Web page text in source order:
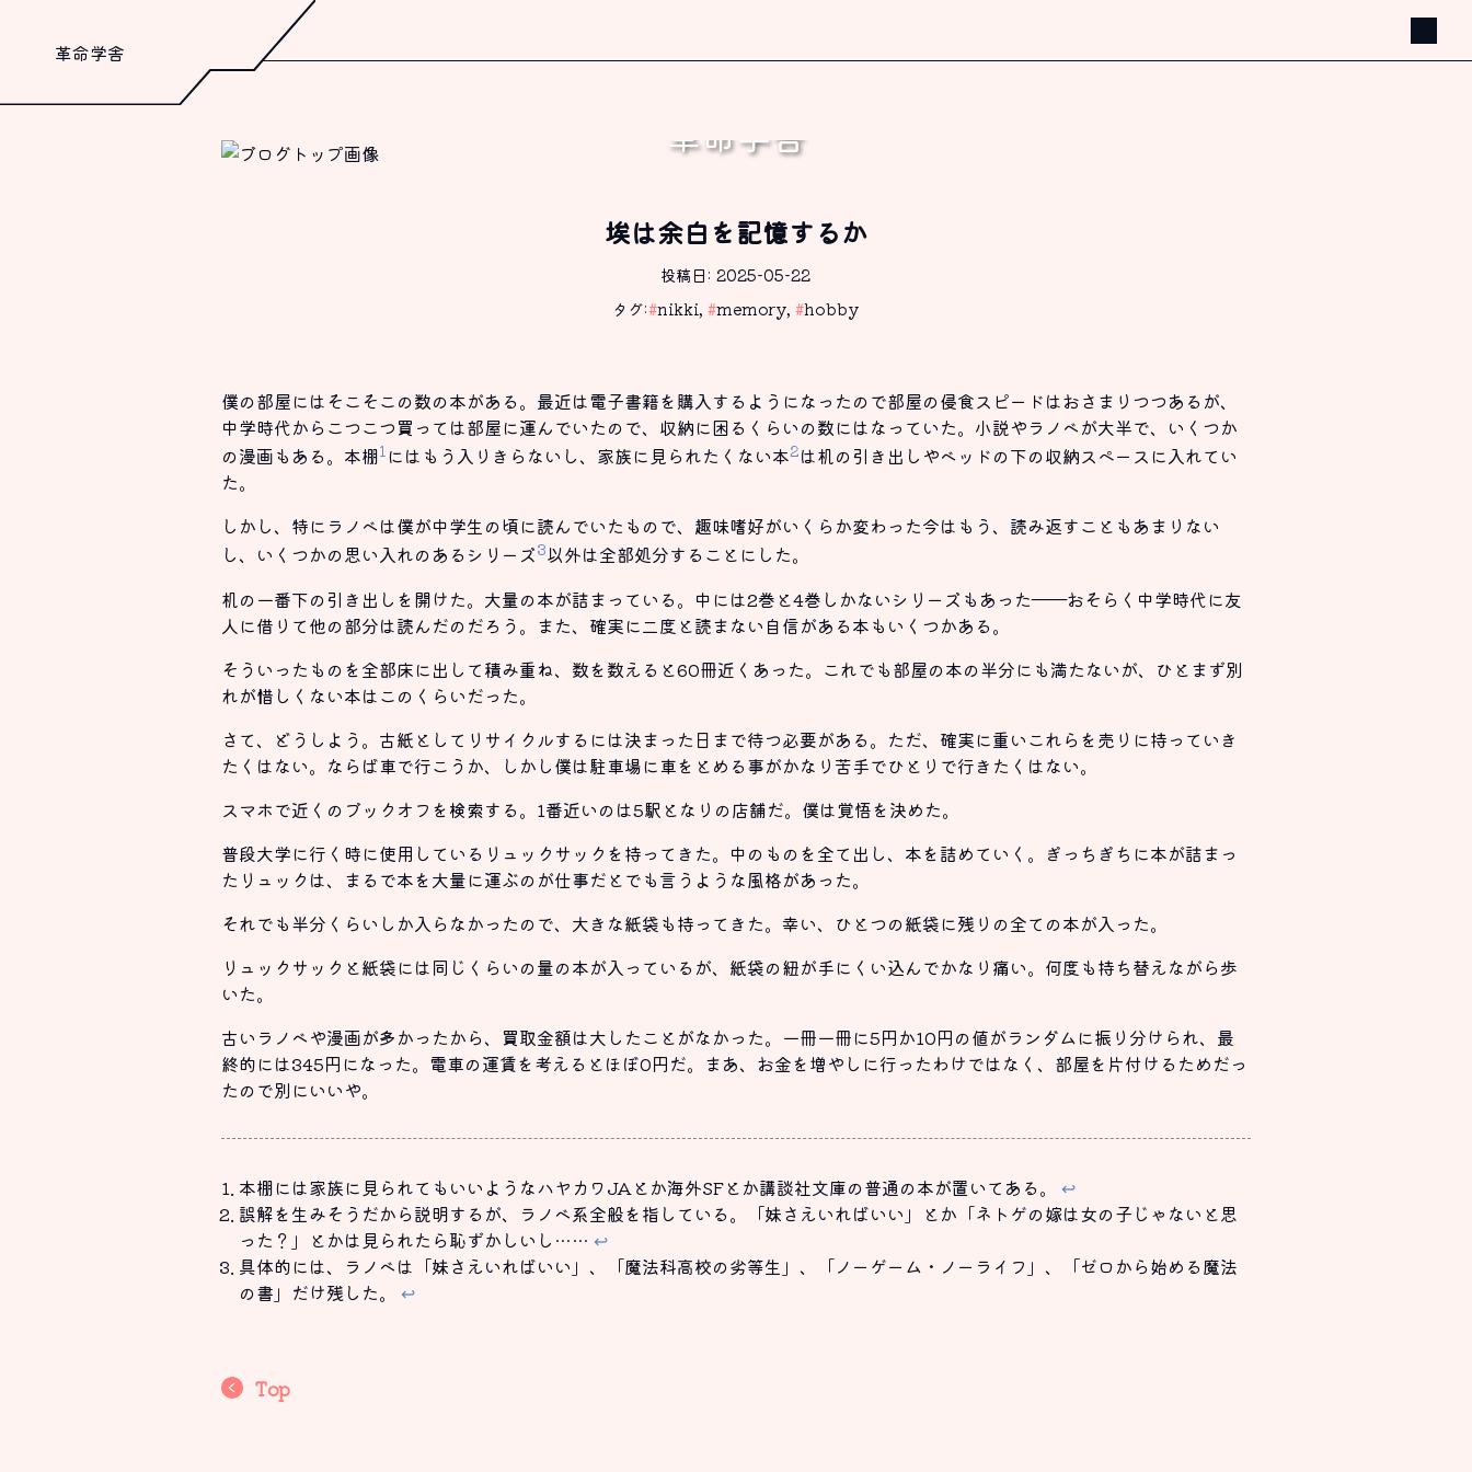
革命学舎
革命学舎
埃は余白を記憶するか
投稿日: 2025-05-22
タグ:#nikki,#memory,#hobby
僕の部屋にはそこそこの数の本がある。最近は電子書籍を購入するようになったので部屋の侵食スピードはおさまりつつあるが、
中学時代からこつこつ買っては部屋に運んでいたので、収納に困るくらいの数にはなっていた。小説やラノベが大半で、いくつか
の漫画もある。本棚1にはもう入りきらないし、家族に見られたくない本2は机の引き出しやベッドの下の収納スペースに入れてい
た。
しかし、特にラノベは僕が中学生の頃に読んでいたもので、趣味嗜好がいくらか変わった今はもう、読み返すこともあまりない
し、いくつかの思い入れのあるシリーズ3以外は全部処分することにした。
机の一番下の引き出しを開けた。大量の本が詰まっている。中には2巻と4巻しかないシリーズもあった――おそらく中学時代に友
人に借りて他の部分は読んだのだろう。また、確実に二度と読まない自信がある本もいくつかある。
そういったものを全部床に出して積み重ね、数を数えると60冊近くあった。これでも部屋の本の半分にも満たないが、ひとまず別
れが惜しくない本はこのくらいだった。
さて、どうしよう。古紙としてリサイクルするには決まった日まで待つ必要がある。ただ、確実に重いこれらを売りに持っていき
たくはない。ならば車で行こうか、しかし僕は駐車場に車をとめる事がかなり苦手でひとりで行きたくはない。
スマホで近くのブックオフを検索する。1番近いのは5駅となりの店舗だ。僕は覚悟を決めた。
普段大学に行く時に使用しているリュックサックを持ってきた。中のものを全て出し、本を詰めていく。ぎっちぎちに本が詰まっ
たリュックは、まるで本を大量に運ぶのが仕事だとでも言うような風格があった。
それでも半分くらいしか入らなかったので、大きな紙袋も持ってきた。幸い、ひとつの紙袋に残りの全ての本が入った。
リュックサックと紙袋には同じくらいの量の本が入っているが、紙袋の紐が手にくい込んでかなり痛い。何度も持ち替えながら歩
いた。
古いラノベや漫画が多かったから、買取金額は大したことがなかった。一冊一冊に5円か10円の値がランダムに振り分けられ、最
終的には345円になった。電車の運賃を考えるとほぼ0円だ。まあ、お金を増やしに行ったわけではなく、部屋を片付けるためだっ
たので別にいいや。
本棚には家族に見られてもいいようなハヤカワJAとか海外SFとか講談社文庫の普通の本が置いてある。 ↩
誤解を生みそうだから説明するが、ラノベ系全般を指している。「妹さえいればいい」とか「ネトゲの嫁は女の子じゃないと思
った？」とかは見られたら恥ずかしいし…… ↩
具体的には、ラノベは「妹さえいればいい」、「魔法科高校の劣等生」、「ノーゲーム・ノーライフ」、「ゼロから始める魔法
の書」だけ残した。 ↩
Top